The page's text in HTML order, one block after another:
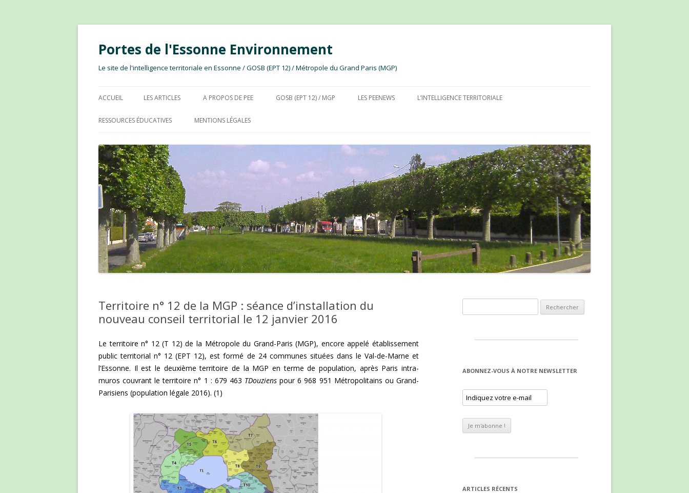
Portes de l'Essonne Environnement
Le site de l'intelligence territoriale en Essonne / GOSB (EPT 12) / Métropole du Grand Paris (MGP)
ACCUEIL LES ARTICLES A PROPOS DE PEE GOSB (EPT 12) / MGP LES PEENEWS L’INTELLIGENCE TERRITORIALE
RESSOURCES ÉDUCATIVES MENTIONS LÉGALES
Territoire n° 12 de la MGP : séance d’installation du
nouveau conseil territorial le 12 janvier 2016
Le territoire n° 12 (T 12) de la Métropole du Grand-Paris (MGP), encore appelé établissement
public territorial n° 12 (EPT 12), est formé de 24 communes situées dans le Val-de-Marne et
l’Essonne. Il est le deuxième territoire de la MGP en terme de population, après Paris intra-
muros couvrant le territoire n° 1 : 679 463 TDouziens pour 6 968 951 Métropolitains ou Grand-
Parisiens (population légale 2016). (1)
ABONNEZ-VOUS À NOTRE NEWSLETTER
ARTICLES RÉCENTS